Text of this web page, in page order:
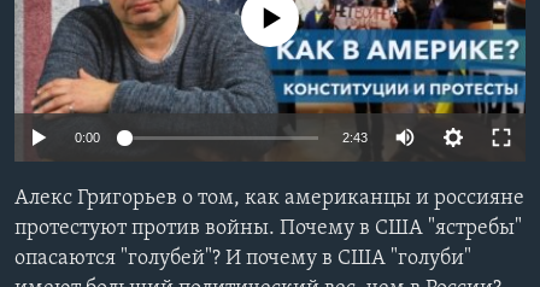
Learning English
СОЦИАЛЬНЫЕ СЕТИ
Языки
No media source currently available
0:00 2:43
Алекс Григорьев о том, как американцы и россияне
протестуют против войны. Почему в США "ястребы"
опасаются "голубей"? И почему в США "голуби"